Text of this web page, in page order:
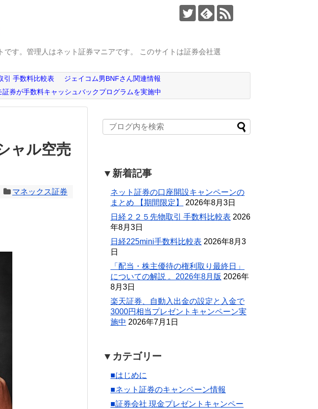
す。管理人はネット証券マニアです。 このサイトは証券会社選
引 手数料比較表
ジェイコム男BNFさん関連情報
証券が手数料キャッシュバックプログラムを実施中
ャル空売
マネックス証券
▼新着記事
ネット証券の口座開設キャンペーンの
まとめ 【期間限定】
2026年8月3日
日経２２５先物取引 手数料比較表 2026
年8月3日
日経225mini手数料比較表 2026年8月3
日
「配当・株主優待の権利取り最終日」
についての解説 。2026年8月版 2026年
8月3日
楽天証券、自動入出金の設定と入金で
3000円相当プレゼントキャンペーン実
施中 2026年7月1日
▼カテゴリー
■はじめに
■ネット証券のキャンペーン情報
■証券会社 現金プレゼントキャンペー